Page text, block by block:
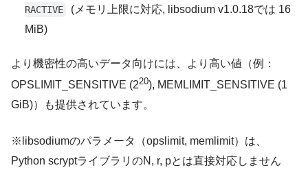
RACTIVE
(メモリ上限に対応, libsodium v1.0.18では 16
MiB)
より機密性の高いデータ向けには、より高い値（例：
OPSLIMIT_SENSITIVE (220), MEMLIMIT_SENSITIVE (1
GiB)）も提供されています。
※libsodiumのパラメータ（opslimit, memlimit）は、
Python scryptライブラリのN, r, pとは直接対応しません